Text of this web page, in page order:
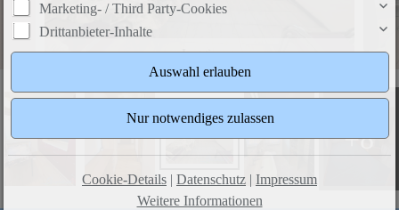
Loggia
+8
Marketing- / Third Party-Cookies
Drittanbieter-Inhalte
Cookie-Details | Datenschutz | Impressum
Weitere Informationen